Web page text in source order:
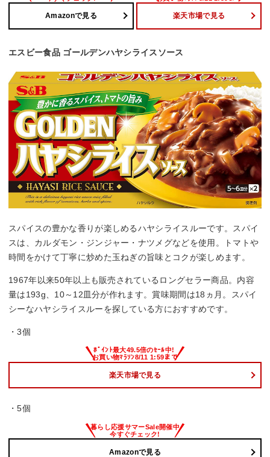
Amazonで見る 楽天市場で見る
エスビー食品 ゴールデンハヤシライスソース
スパイスの豊かな香りが楽しめるハヤシライスルーです。スパイ
スは、カルダモン・ジンジャー・ナツメグなどを使用。トマトや
時間をかけて丁寧に炒めた玉ねぎの旨味とコクが楽しめます。
1967年以来50年以上も販売されているロングセラー商品。内容
量は193g、10～12皿分が作れます。賞味期間は18ヵ月。スパイ
シーなハヤシライスルーを探している方におすすめです。
・3個
楽天市場で見る
・5個
Amazonで見る